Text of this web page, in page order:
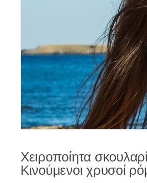
Χειροποίητα
Κινούμενοι χρυσοί